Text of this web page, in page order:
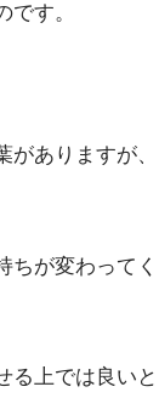
す。
ありますが、
ちが変わってく
る上では良いと